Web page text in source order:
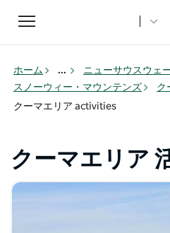
Toggle
navigation
ホーム ...
ニューサウスウェ
スノーウィー・マウンテンズ
ク
クーマエリア activities
クーマエリア